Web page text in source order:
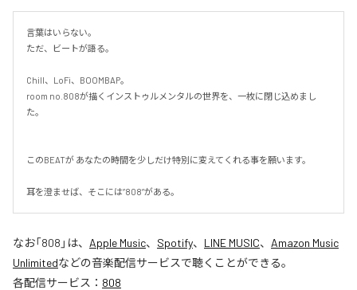
言葉はいらない。
ただ、ビートが語る。
Chill、LoFi、BOOMBAP。
room no.808が描くインストゥルメンタルの世界を、一枚に閉じ込めまし
た。
このBEATが あなたの時間を少しだけ特別に変えてくれる事を願います。
耳を澄ませば、そこには”808”がある。
なお「808 」は、 Apple Music、 Spotify、 LINE MUSIC、 Amazon Music
Unlimitedなどの音楽配信サービスで聴くことができる。
各配信サービス： 808